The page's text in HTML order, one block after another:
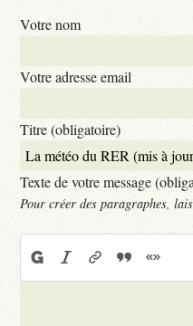
Votre nom
Votre adresse email
Titre (obligatoire)
Texte de votre message
Pour créer des paragraphes,